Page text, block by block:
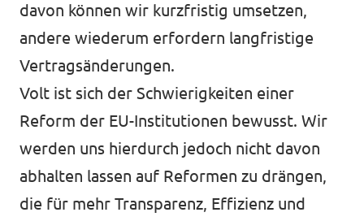
Jobs bei Volt
Datenschutz
Impressum
davon können wir kurzfristig umsetzen,
andere wiederum erfordern langfristige
Vertragsänderungen.
Volt ist sich der Schwierigkeiten einer
Reform der EU-Institutionen bewusst. Wir
werden uns hierdurch jedoch nicht davon
abhalten lassen auf Reformen zu drängen,
die für mehr Transparenz, Effizienz und